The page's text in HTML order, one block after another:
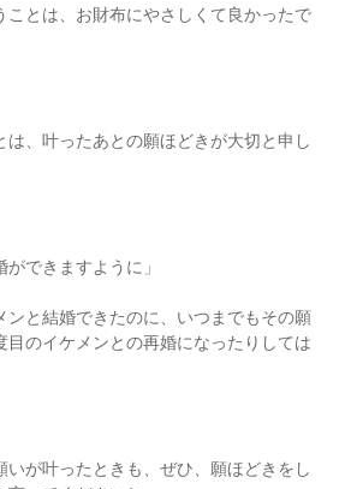
ことは、お財布にやさしくて良かったで
は、叶ったあとの願ほどきが大切と申し
ができますように」
ンと結婚できたのに、いつまでもその願
目のイケメンとの再婚になったりしては
いが叶ったときも、ぜひ、願ほどきをし